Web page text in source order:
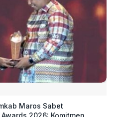
Maros Sabet